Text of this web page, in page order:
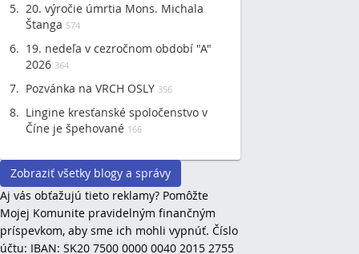
20. výročie úmrtia Mons. Michala
Štanga 574
19. nedeľa v cezročnom období "A"
2026 364
Pozvánka na VRCH OSLY 356
Lingine kresťanské spoločenstvo v
Číne je špehované 166
Zobraziť všetky blogy a správy
Aj vás obťažujú tieto reklamy? Pomôžte
Mojej Komunite pravidelným finančným
príspevkom, aby sme ich mohli vypnúť. Číslo
účtu: IBAN: SK20 7500 0000 0040 2015 2755